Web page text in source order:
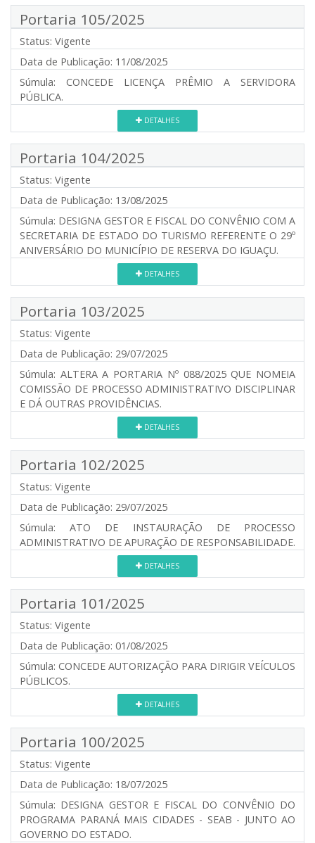
Portaria 105/2025
Status: Vigente
Data de Publicação: 11/08/2025
Súmula: CONCEDE LICENÇA PRÊMIO A SERVIDORA
PÚBLICA.
DETALHES
Portaria 104/2025
Status: Vigente
Data de Publicação: 13/08/2025
Súmula: DESIGNA GESTOR E FISCAL DO CONVÊNIO COM A
SECRETARIA DE ESTADO DO TURISMO REFERENTE O 29º
ANIVERSÁRIO DO MUNICÍPIO DE RESERVA DO IGUAÇU.
DETALHES
Portaria 103/2025
Status: Vigente
Data de Publicação: 29/07/2025
Súmula: ALTERA A PORTARIA Nº 088/2025 QUE NOMEIA
COMISSÃO DE PROCESSO ADMINISTRATIVO DISCIPLINAR
E DÁ OUTRAS PROVIDÊNCIAS.
DETALHES
Portaria 102/2025
Status: Vigente
Data de Publicação: 29/07/2025
Súmula: ATO DE INSTAURAÇÃO DE PROCESSO
ADMINISTRATIVO DE APURAÇÃO DE RESPONSABILIDADE.
DETALHES
Portaria 101/2025
Status: Vigente
Data de Publicação: 01/08/2025
Súmula: CONCEDE AUTORIZAÇÃO PARA DIRIGIR VEÍCULOS
PÚBLICOS.
DETALHES
Portaria 100/2025
Status: Vigente
Data de Publicação: 18/07/2025
Súmula: DESIGNA GESTOR E FISCAL DO CONVÊNIO DO
PROGRAMA PARANÁ MAIS CIDADES - SEAB - JUNTO AO
GOVERNO DO ESTADO.